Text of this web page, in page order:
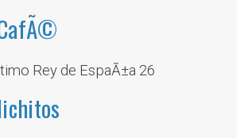
Rey de EspaÃ±a 26